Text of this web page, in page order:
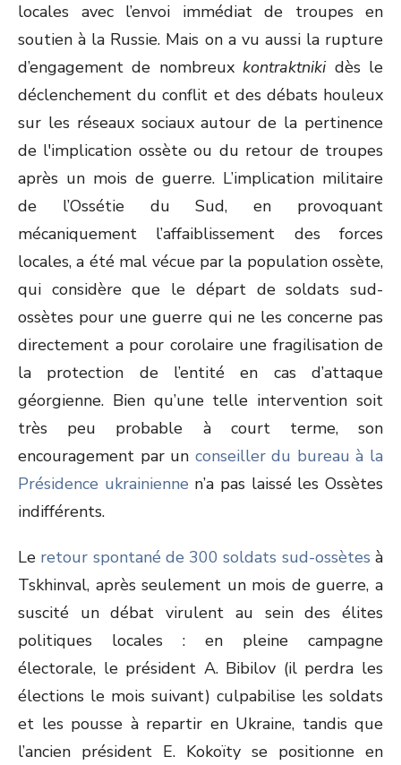
locales avec l’envoi immédiat de troupes en
soutien à la Russie. Mais on a vu aussi la rupture
d’engagement de nombreuxkontraktnikidès le
déclenchement du conflit et des débats houleux
sur les réseaux sociaux autour de la pertinence
de l'implication ossète ou du retour de troupes
après un mois de guerre. L’implication militaire
de l’Ossétie du Sud, en provoquant
mécaniquement l’affaiblissement des forces
locales, a été mal vécue par la population ossète,
qui considère que le départ de soldats sud-
ossètes pour une guerre qui ne les concerne pas
directement a pour corolaire une fragilisation de
la protection de l’entité en cas d’attaque
géorgienne. Bien qu’une telle intervention soit
très peu probable à court terme, son
encouragement par un conseiller du bureau à la
Présidence ukrainienne n’a pas laissé les Ossètes
indifférents.
Le retour spontané de 300 soldats sud-ossètes à
Tskhinval, après seulement un mois de guerre, a
suscité un débat virulent au sein des élites
politiques locales : en pleine campagne
électorale, le président A. Bibilov (il perdra les
élections le mois suivant) culpabilise les soldats
et les pousse à repartir en Ukraine, tandis que
l’ancien président E. Kokoïty se positionne en